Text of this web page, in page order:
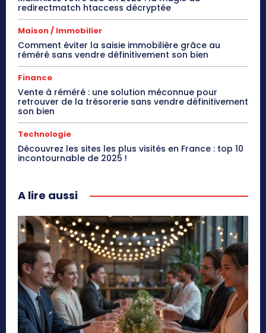
redirectmatch htaccess décryptée
Maison / Immobilier
Comment éviter la saisie immobilière grâce au
réméré sans vendre définitivement son bien
Finance
Vente à réméré : une solution méconnue pour
retrouver de la trésorerie sans vendre définitivement
son bien
Technologie
Découvrez les sites les plus visités en France : top 10
incontournable de 2025 !
A lire aussi